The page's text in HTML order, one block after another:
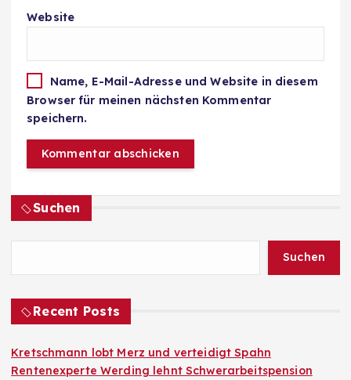
Website
Name, E-Mail-Adresse und Website in diesem
Browser für meinen nächsten Kommentar
speichern.
Suchen
Suchen
Recent Posts
Kretschmann lobt Merz und verteidigt Spahn
Rentenexperte Werding lehnt Schwerarbeitspension